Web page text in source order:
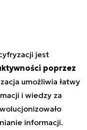
jest
poprzez
umożliwia łatwy
i wiedzy za
informacji.